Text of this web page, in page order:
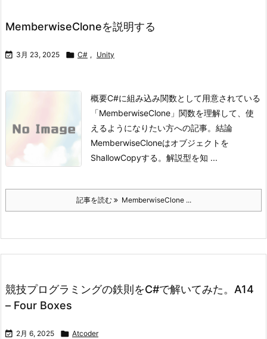
MemberwiseCloneを説明する
 3月 23, 2025  C# , Unity
概要C#に組み込み関数として用意されている
「MemberwiseClone」関数を理解して、使
えるようになりたい方への記事。 結論
MemberwiseCloneはオブジェクトを
ShallowCopyする。 解説型を知 ...
記事を読む MemberwiseClone ...
競技プログラミングの鉄則をC#で解いてみた。A14
– Four Boxes
 2月 6, 2025  Atcoder